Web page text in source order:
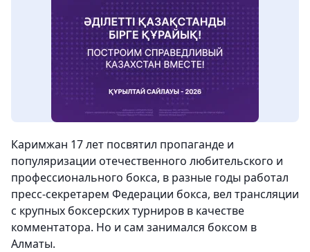
Каримжан 17 лет посвятил пропаганде и
популяризации отечественного любительского и
профессионального бокса, в разные годы работал
пресс-секретарем Федерации бокса, вел трансляции
с крупных боксерских турниров в качестве
комментатора. Но и сам занимался боксом в
Алматы.